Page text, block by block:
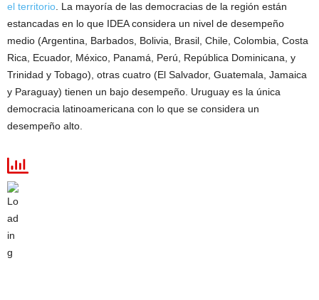
el territorio . La mayoría de las democracias de la región están
estancadas en lo que IDEA considera un nivel de desempeño
medio (Argentina, Barbados, Bolivia, Brasil, Chile, Colombia, Costa
Rica, Ecuador, México, Panamá, Perú, República Dominicana, y
Trinidad y Tobago), otras cuatro (El Salvador, Guatemala, Jamaica
y Paraguay) tienen un bajo desempeño. Uruguay es la única
democracia latinoamericana con lo que se considera un
desempeño alto.